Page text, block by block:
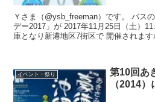
Ｙさま（@ysb_freeman）です。 バスの日イベント 「バス利用感謝
デー2017」が 2017年11月25日（土）
イベント・祭り
第10回あ
（2014